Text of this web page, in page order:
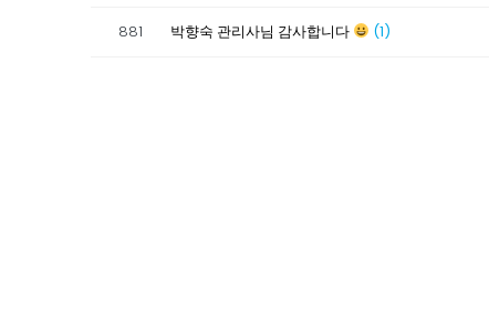
881 박향숙 관리사님 감사합니다 (1)